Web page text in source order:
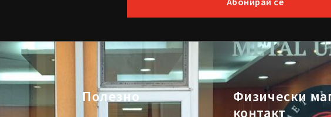
Полезно
Физически
контакт